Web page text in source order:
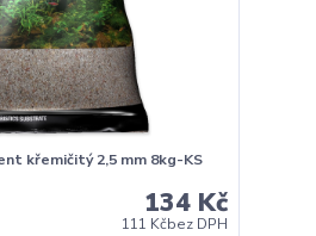
křemičitý 2,5 mm 8kg-KS
134 Kč
111 Kčbez DPH